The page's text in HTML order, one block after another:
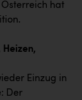
hat
Einzug in
Der